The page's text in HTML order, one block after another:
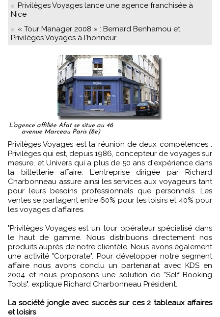
Privilèges Voyages lance une agence franchisée à
Nice
« Tour Manager 2008 » : Bernard Benhamou et
Privilèges Voyages à l’honneur
L'agence affiliée Afat se situe au 46
avenue Marceau Paris (8e)
Privilèges Voyages est la réunion de deux compétences :
Privilèges qui est, depuis 1986, concepteur de voyages sur
mesure, et Univers qui a plus de 50 ans d'expérience dans
la billetterie affaire. L'entreprise dirigée par Richard
Charbonneau assure ainsi les services aux voyageurs tant
pour leurs besoins professionnels que personnels. Les
ventes se partagent entre 60% pour les loisirs et 40% pour
les voyages d'affaires.
"Privilèges Voyages est un tour opérateur spécialisé dans
le haut de gamme. Nous distribuons directement nos
produits auprès de notre clientèle. Nous avons également
une activité "Corporate". Pour développer notre segment
affaire nous avons conclu un partenariat avec KDS en
2004 et nous proposons une solution de "Self Booking
Tools". explique Richard Charbonneau Président.
La société jongle avec succès sur ces 2 tableaux affaires
et loisirs